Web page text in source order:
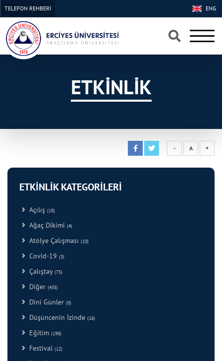
×
×
ENG
TELEFON REHBERİ
ETKİNLİK
- A +
ETKİNLİK KATEGORİLERİ
Açılış (18)
Ağaç Dikimi (4)
Atölye Çalışması (10)
Covid-19 (3)
Çalıştay (75)
Diğer (435)
Dini Günler (0)
Düşüncenin İzinde (16)
Eğitim (190)
Festival (12)